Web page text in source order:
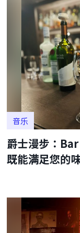
音乐
爵士漫步：
既能满足您的